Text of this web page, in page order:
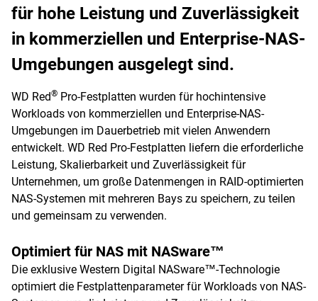
für hohe Leistung und Zuverlässigkeit
in kommerziellen und Enterprise-NAS-
Umgebungen ausgelegt sind.
WD Red® Pro-Festplatten wurden für hochintensive
Workloads von kommerziellen und Enterprise-NAS-
Umgebungen im Dauerbetrieb mit vielen Anwendern
entwickelt. WD Red Pro-Festplatten liefern die erforderliche
Leistung, Skalierbarkeit und Zuverlässigkeit für
Unternehmen, um große Datenmengen in RAID-optimierten
NAS-Systemen mit mehreren Bays zu speichern, zu teilen
und gemeinsam zu verwenden.
Optimiert für NAS mit NASware™
Die exklusive Western Digital NASware™-Technologie
optimiert die Festplattenparameter für Workloads von NAS-